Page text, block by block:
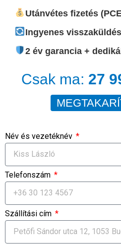
Utánvétes fizetés
Ingyenes
2 év garancia +
Csak ma: 27
Név és vezetéknév
Telefonszám
Szállítási cím